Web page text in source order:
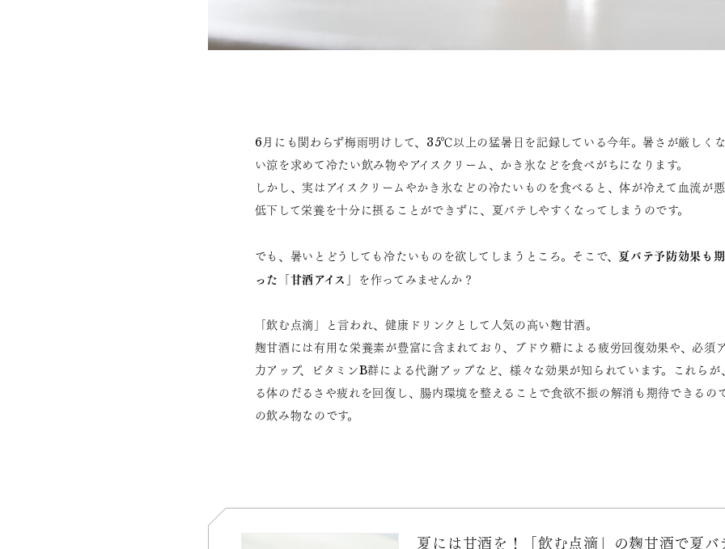
6月にも関わらず梅雨明けして、35℃以上の猛暑日を記録している今年。暑さが厳しく
い涼を求めて冷たい飲み物やアイスクリーム、かき氷などを食べがちになります。
しかし、実はアイスクリームやかき氷などの冷たいものを食べると、体が冷えて血流が
低下して栄養を十分に摂ることができずに、夏バテしやすくなってしまうのです。
でも、暑いとどうしても冷たいものを欲してしまうところ。そこで、 夏バテ予防効果も
った「甘酒アイス」
を作ってみませんか？
「飲む点滴」と言われ、健康ドリンクとして人気の高い麹甘酒。
麹甘酒には有用な栄養素が豊富に含まれており、ブドウ糖による疲労回復効果や、必須
力アップ、ビタミンB群による代謝アップなど、様々な効果が知られています。これら
る体のだるさや疲れを回復し、腸内環境を整えることで食欲不振の解消も期待できるの
の飲み物なのです。
夏には甘酒を！「飲む点滴」の麹甘酒で夏